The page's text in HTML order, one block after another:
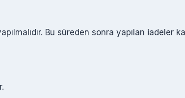
Bu süreden sonra yapılan iadeler